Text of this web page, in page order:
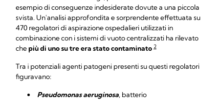
esempio di conseguenze indesiderate dovute a una piccola
svista. Un'analisi approfondita e sorprendente effettuata su
470 regolatori di aspirazione ospedalieri utilizzati in
combinazione con i sistemi di vuoto centralizzati ha rilevato
chepiù di uno su tre era stato contaminato 2
Tra i potenziali agenti patogeni presenti su questi regolatori
figuravano:
Pseudomonas aeruginosa, batterio